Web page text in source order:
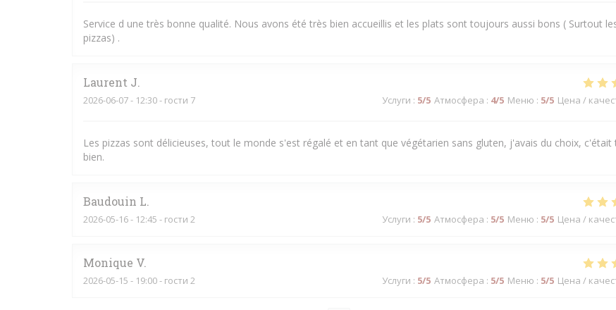
Service d une très bonne qualité. Nous avons été très bien accueillis et les plats sont toujours aussi bons ( Surtout
pizzas) .
Laurent J
2026-06-07- 12:30 - гости 7 Услуги : 5/5 Атмосфера : 4/5 Меню : 5/5 Цена /
Les pizzas sont délicieuses, tout le monde s'est régalé et en tant que végétarien sans gluten, j'avais du choix, c'était
bien.
Baudouin L
2026-05-16- 12:45 - гости 2 Услуги : 5/5 Атмосфера : 5/5 Меню : 5/5 Цена /
Monique V
2026-05-15 - 19:00 - гости 2 Услуги : 5/5 Атмосфера : 5/5 Меню : 5/5 Цена /